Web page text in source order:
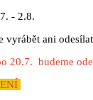
- 2.8.
vyrábět ani
20.7. budeme